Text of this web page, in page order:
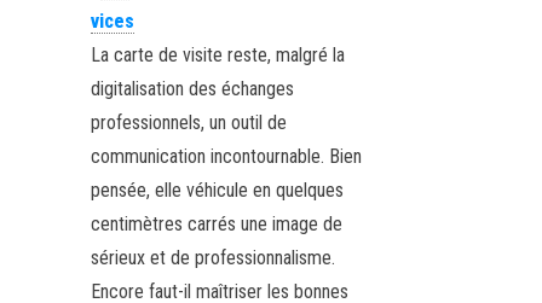
vices
La carte de visite reste, malgré la
digitalisation des échanges
professionnels, un outil de
communication incontournable. Bien
pensée, elle véhicule en quelques
centimètres carrés une image de
sérieux et de professionnalisme.
Encore faut-il maîtriser les bonnes